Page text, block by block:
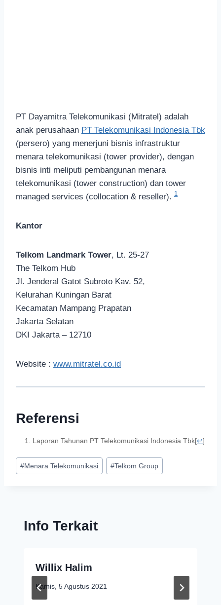
PT Dayamitra Telekomunikasi (Mitratel) adalah
anak perusahaan PT Telekomunikasi Indonesia Tbk
(persero) yang menerjuni bisnis infrastruktur
menara telekomunikasi (tower provider), dengan
bisnis inti meliputi pembangunan menara
telekomunikasi (tower construction) dan tower
managed services (collocation & reseller). 1
Kantor
Telkom Landmark Tower, Lt. 25-27
The Telkom Hub
Jl. Jenderal Gatot Subroto Kav. 52,
Kelurahan Kuningan Barat
Kecamatan Mampang Prapatan
Jakarta Selatan
DKI Jakarta – 12710
Website : www.mitratel.co.id
Referensi
Laporan Tahunan PT Telekomunikasi Indonesia Tbk[↩]
#Menara Telekomunikasi #Telkom Group
Info Terkait
Willix Halim
Kamis, 5 Agustus 2021